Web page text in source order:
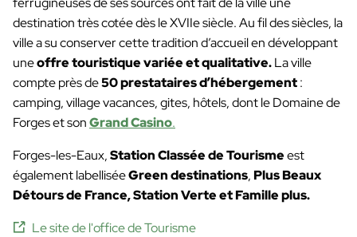
destination très cotée dès le XVIIe siècle. Au fil des siècles, la
ville a su conserver cette tradition d’accueil en développant
uneoffre touristique variée et qualitative.La ville
compte près de50 prestataires d’hébergement:
camping, village vacances, gites, hôtels, dont le Domaine de
Forges et sonGrand Casino.
Forges-les-Eaux,Station Classée de Tourismeest
également labelliséeGreen destinations, Plus Beaux
Détours de France, Station Verte et Famille plus.
Le site de l'office de Tourisme